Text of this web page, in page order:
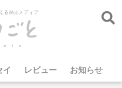
イ レビュー お知らせ